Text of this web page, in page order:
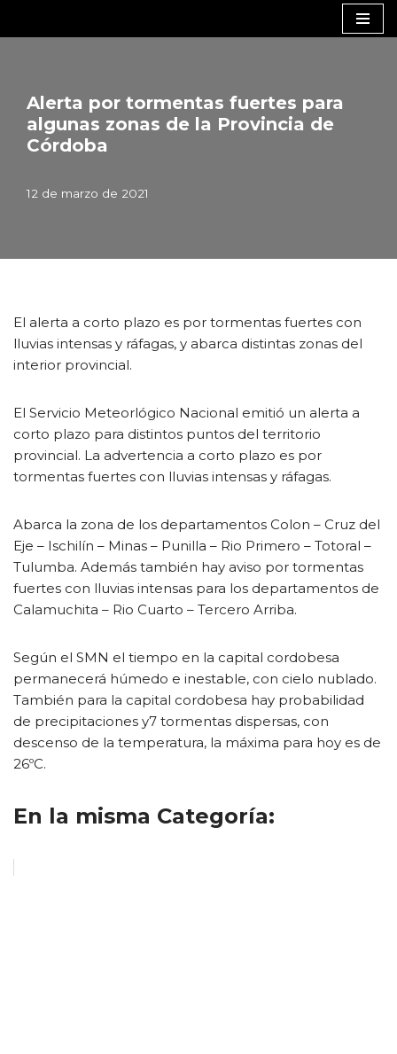
Alerta por tormentas fuertes para
algunas zonas de la Provincia de
Córdoba
12 de marzo de 2021
El alerta a corto plazo es por tormentas fuertes con
lluvias intensas y ráfagas, y abarca distintas zonas del
interior provincial.
El Servicio Meteorlógico Nacional emitió un alerta a
corto plazo para distintos puntos del territorio
provincial. La advertencia a corto plazo es por
tormentas fuertes con lluvias intensas y ráfagas.
Abarca la zona de los departamentos Colon – Cruz del
Eje – Ischilín – Minas – Punilla – Rio Primero – Totoral –
Tulumba. Además también hay aviso por tormentas
fuertes con lluvias intensas para los departamentos de
Calamuchita – Rio Cuarto – Tercero Arriba.
Según el SMN el tiempo en la capital cordobesa
permanecerá húmedo e inestable, con cielo nublado.
También para la capital cordobesa hay probabilidad
de precipitaciones y7 tormentas dispersas, con
descenso de la temperatura, la máxima para hoy es de
26ºC.
En la misma Categoría: